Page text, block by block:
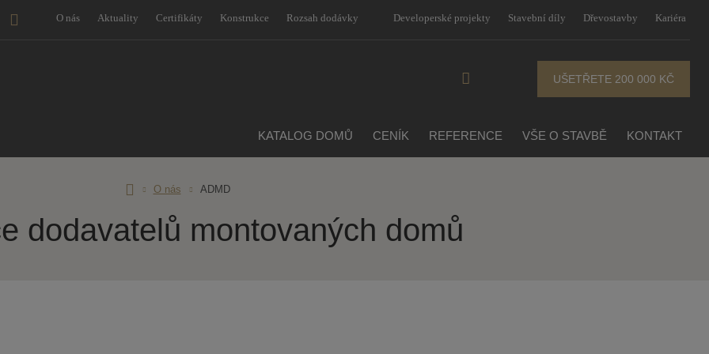
O nás Aktuality Certifikáty Konstrukce Rozsah dodávky Developerské projekty Stavební díly Dřevostavby Kariéra
KATALOG DOMŮ CENÍK REFERENCE VŠE O STAVBĚ KONTAKT
UŠETŘETE 200 000 KČ
O nás ADMD
dodavatelů montovaných domů